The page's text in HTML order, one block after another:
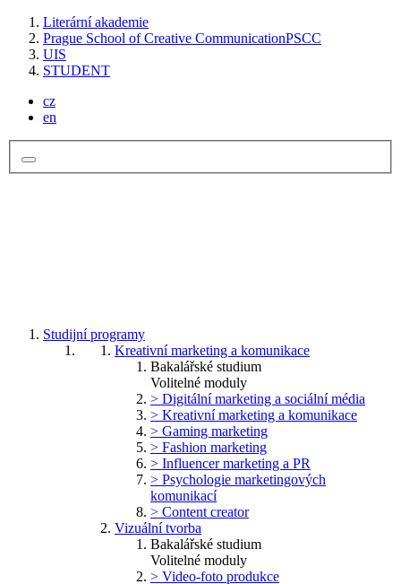
Literární akademie
Prague School of Creative CommunicationPSCC
UIS
STUDENT
cz
en
Studijní programy
Kreativní marketing a komunikace
Bakalářské studium
Volitelné moduly
> Digitální marketing a sociální média
> Kreativní marketing a komunikace
> Gaming marketing
> Fashion marketing
> Influencer marketing a PR
> Psychologie marketingových
komunikací
> Content creator
Vizuální tvorba
Bakalářské studium
Volitelné moduly
> Video-foto produkce